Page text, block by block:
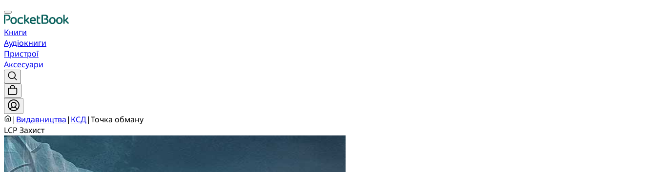
Книги
Аудіокниги
Пристрої
Аксесуари
| Видавництва| КСД|Точка обману
LCP Захист